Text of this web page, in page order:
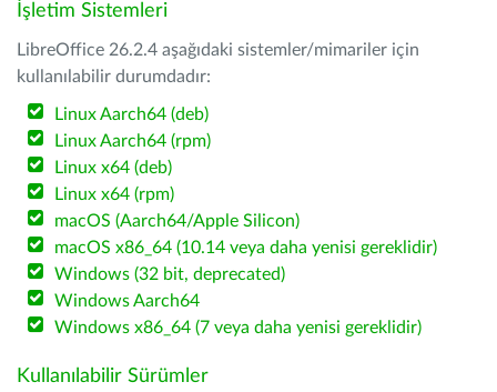
İşletim Sistemleri
LibreOffice 26.2.4 aşağıdaki sistemler/mimariler için
kullanılabilir durumdadır:
Linux Aarch64 (deb)
Linux Aarch64 (rpm)
Linux x64 (deb)
Linux x64 (rpm)
macOS (Aarch64/Apple Silicon)
macOS x86_64 (10.14 veya daha yenisi gereklidir)
Windows (32 bit, deprecated)
Windows Aarch64
Windows x86_64 (7 veya daha yenisi gereklidir)
Kullanılabilir Sürümler